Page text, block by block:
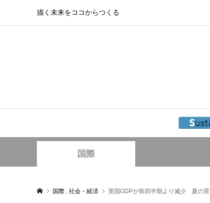
描く未来をココからつくる
国際
国際 , 社会・経済 英国GDPが前四半期より減少 夏の景